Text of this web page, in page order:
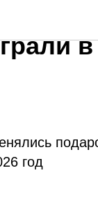
в
год